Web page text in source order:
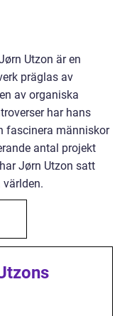
Utzon är en
präglas av
av organiska
har hans
fascinera människor
antal projekt
Jørn Utzon satt